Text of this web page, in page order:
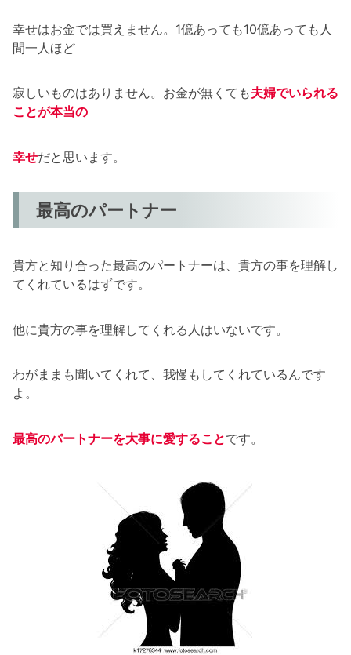
幸せはお金では買えません。1億あっても10億あっても人
間一人ほど
寂しいものはありません。お金が無くても夫婦でいられる
ことが本当の
幸せだと思います。
最高のパートナー
貴方と知り合った最高のパートナーは、貴方の事を理解し
てくれているはずです。
他に貴方の事を理解してくれる人はいないです。
わがままも聞いてくれて、我慢もしてくれているんです
よ。
最高のパートナーを大事に愛することです。